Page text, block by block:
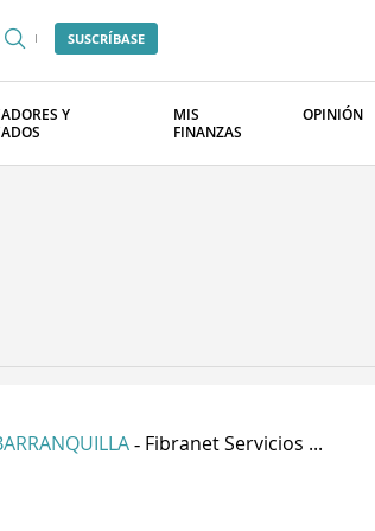
SUSCRÍBASE
Y
MIS
FINANZAS
OPINIÓN
- Fibranet Servicios ...